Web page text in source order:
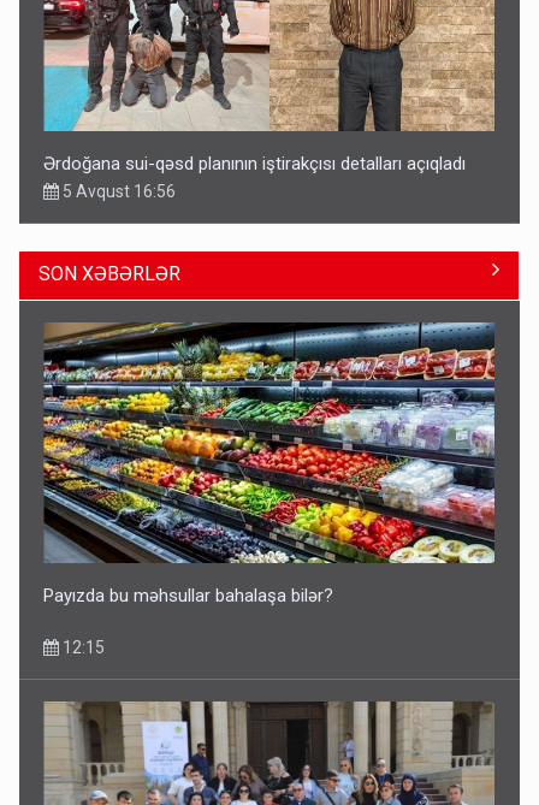
Ərdoğana sui-qəsd planının iştirakçısı detalları açıqladı
5 Avqust 16:56
Kartdan karta istədiyiniz qədər köçürmə edə bilərsiniz -
VİDEO
SON XƏBƏRLƏR
Payızda bu məhsullar bahalaşa bilər?
12:15